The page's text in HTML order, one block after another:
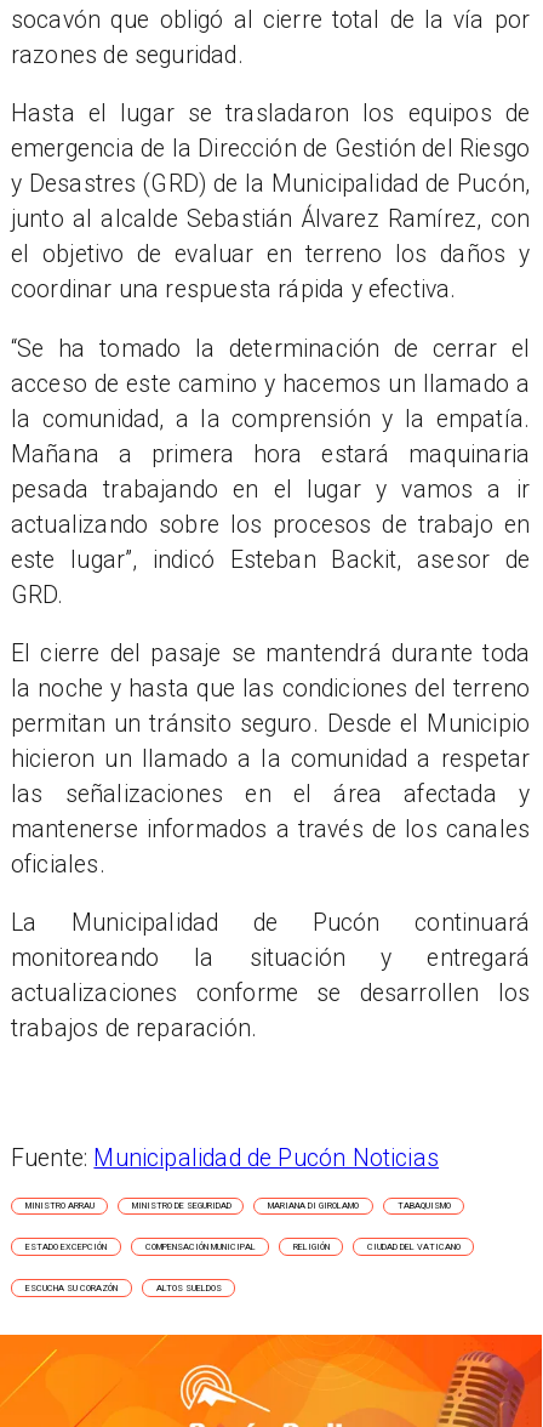
socavón que obligó al cierre total de la vía por
razones de seguridad.
Hasta el lugar se trasladaron los equipos de
emergencia de la Dirección de Gestión del Riesgo
y Desastres (GRD) de la Municipalidad de Pucón,
junto al alcalde Sebastián Álvarez Ramírez, con
el objetivo de evaluar en terreno los daños y
coordinar una respuesta rápida y efectiva.
“Se ha tomado la determinación de cerrar el
acceso de este camino y hacemos un llamado a
la comunidad, a la comprensión y la empatía.
Mañana a primera hora estará maquinaria
pesada trabajando en el lugar y vamos a ir
actualizando sobre los procesos de trabajo en
este lugar”, indicó Esteban Backit, asesor de
GRD.
El cierre del pasaje se mantendrá durante toda
la noche y hasta que las condiciones del terreno
permitan un tránsito seguro. Desde el Municipio
hicieron un llamado a la comunidad a respetar
las señalizaciones en el área afectada y
mantenerse informados a través de los canales
oficiales.
La Municipalidad de Pucón continuará
monitoreando la situación y entregará
actualizaciones conforme se desarrollen los
trabajos de reparación.
Fuente: Municipalidad de Pucón Noticias
MINISTRO ARRAU MINISTRO DE SEGURIDAD MARIANA DI GIROLAMO TABAQUISMO
ESTADO EXCEPCIÓN COMPENSACIÓN MUNICIPAL RELIGIÓN CIUDAD DEL VATICANO
ESCUCHA SU CORAZÓN ALTOS SUELDOS